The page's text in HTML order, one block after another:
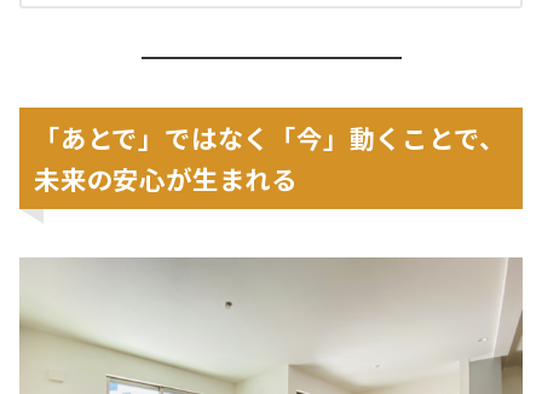
「あとで」ではなく「今」動くことで、
未来の安心が生まれる